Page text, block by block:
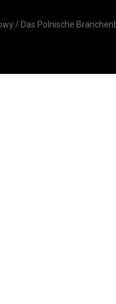
/ Das Polnische